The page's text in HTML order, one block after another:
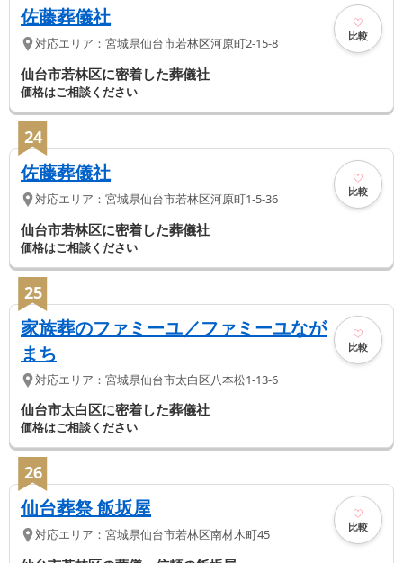
佐藤葬儀社
対応エリア： 宮城県仙台市若林区河原町2-15-8 比較
仙台市若林区に密着した葬儀社
価格はご相談ください
24
佐藤葬儀社
対応エリア： 宮城県仙台市若林区河原町1-5-36 比較
仙台市若林区に密着した葬儀社
価格はご相談ください
25
家族葬のファミーユ／ファミーユなが
まち
対応エリア： 宮城県仙台市太白区八本松1-13-6
比較
仙台市太白区に密着した葬儀社
価格はご相談ください
26
仙台葬祭 飯坂屋
対応エリア： 宮城県仙台市若林区南材木町45 比較